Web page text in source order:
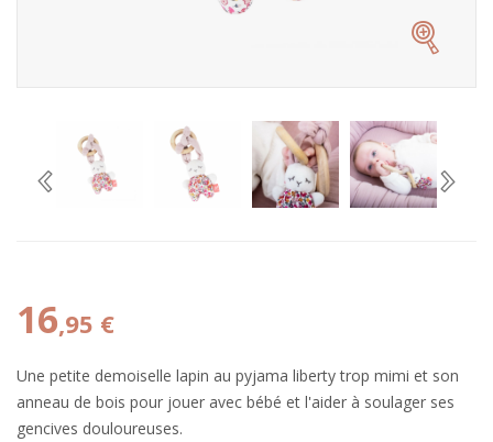
16,95 €
Une petite demoiselle lapin au pyjama liberty trop mimi et son
anneau de bois pour jouer avec bébé et l'aider à soulager ses
gencives douloureuses.